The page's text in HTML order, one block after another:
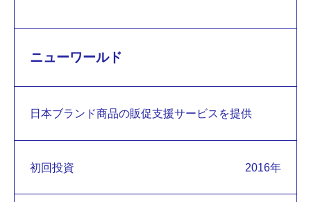
ニューワールド
日本ブランド商品の販促支援サービスを提供
初回投資 2016年